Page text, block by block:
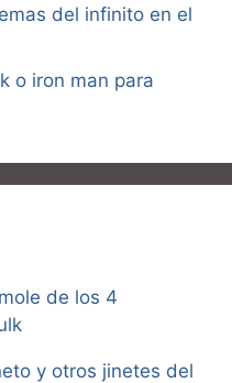
del infinito en el
o iron man para
de los 4
y otros jinetes del